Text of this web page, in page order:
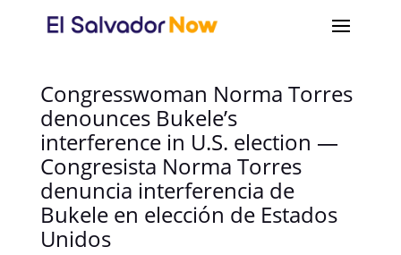
Congresswoman Norma Torres
denounces Bukele’s
interference in U.S. election —
Congresista Norma Torres
denuncia interferencia de
Bukele en elección de Estados
Unidos